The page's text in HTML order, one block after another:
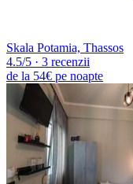
Skala Potamia, Thassos
4.5/5 · 3 recenzii
de la 54€ pe noapte